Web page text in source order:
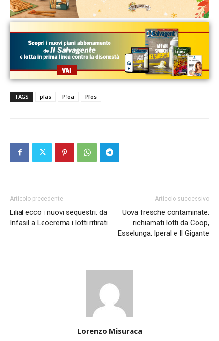
TAGS pfas Pfoa Pfos
Articolo precedente
Lilial ecco i nuovi sequestri: da
Infasil a Leocrema i lotti ritirati
Articolo successivo
Uova fresche contaminate:
richiamati lotti da Coop,
Esselunga, Iperal e Il Gigante
Lorenzo Misuraca